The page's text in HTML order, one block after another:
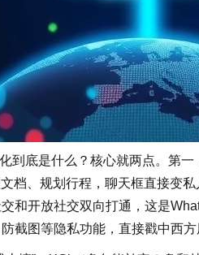
底是什么？核心就两点。第一
档、规划行程，聊天框直接变
和开放社交双向打通，这是
截图等隐私功能，直接戳中西方